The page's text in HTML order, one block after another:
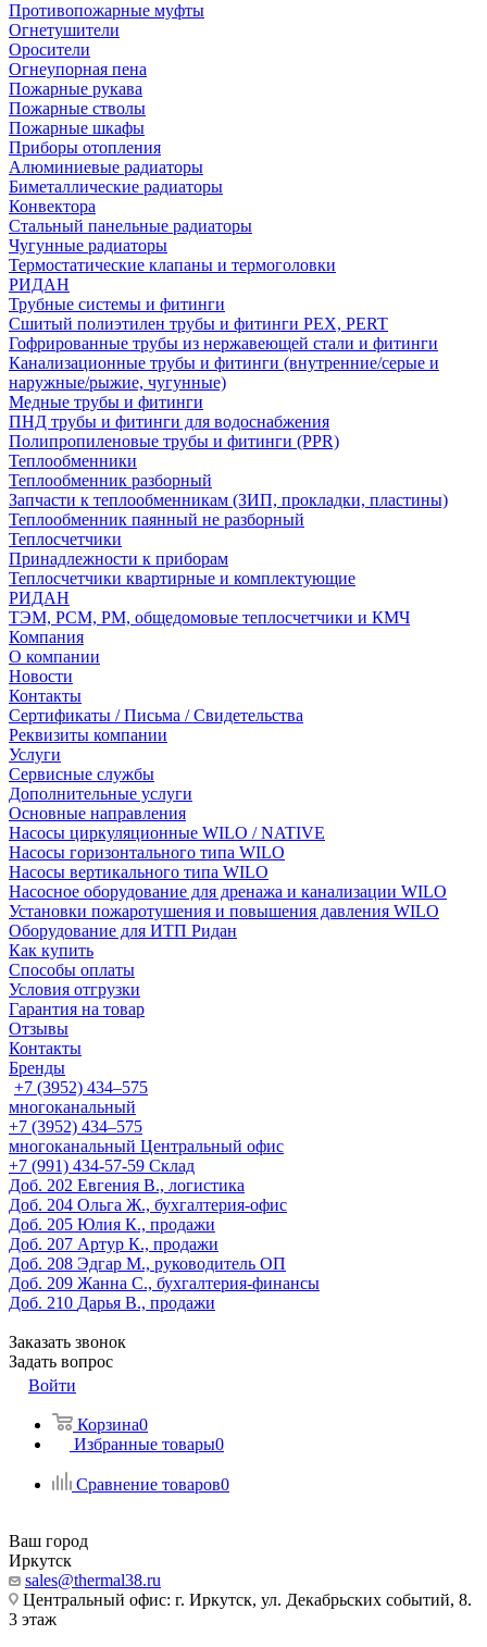
Противопожарные муфты
Огнетушители
Оросители
Огнеупорная пена
Пожарные рукава
Пожарные стволы
Пожарные шкафы
Приборы отопления
Алюминиевые радиаторы
Биметаллические радиаторы
Конвектора
Стальный панельные радиаторы
Чугунные радиаторы
Термостатические клапаны и термоголовки
РИДАН
Трубные системы и фитинги
Сшитый полиэтилен трубы и фитинги PEX, PERT
Гофрированные трубы из нержавеющей стали и фитинги
Канализационные трубы и фитинги (внутренние/серые и
наружные/рыжие, чугунные)
Медные трубы и фитинги
ПНД трубы и фитинги для водоснабжения
Полипропиленовые трубы и фитинги (PPR)
Теплообменники
Теплообменник разборный
Запчасти к теплообменникам (ЗИП, прокладки, пластины)
Теплообменник паянный не разборный
Теплосчетчики
Принадлежности к приборам
Теплосчетчики квартирные и комплектующие
РИДАН
ТЭМ, РСМ, РМ, общедомовые теплосчетчики и КМЧ
Компания
О компании
Новости
Контакты
Сертификаты / Письма / Свидетельства
Реквизиты компании
Услуги
Сервисные службы
Дополнительные услуги
Основные направления
Насосы циркуляционные WILO / NATIVE
Насосы горизонтального типа WILO
Насосы вертикального типа WILO
Насосное оборудование для дренажа и канализации WILO
Установки пожаротушения и повышения давления WILO
Оборудование для ИТП Ридан
Как купить
Способы оплаты
Условия отгрузки
Гарантия на товар
Отзывы
Контакты
Бренды
+7 (3952) 434‒575
многоканальный
+7 (3952) 434‒575
многоканальный Центральный офис
‎+7 (991) 434-57-59 Склад
Доб. 202 Евгения В., логистика
Доб. 204 Ольга Ж., бухгалтерия-офис
Доб. 205 Юлия К., продажи
Доб. 207 Артур К., продажи
Доб. 208 Эдгар М., руководитель ОП
Доб. 209 Жанна С., бухгалтерия-финансы
Доб. 210 Дарья В., продажи
Заказать звонок
Задать вопрос
Войти
Корзина0
Избранные товары0
Сравнение товаров0
Ваш город
Иркутск
sales@thermal38.ru
Центральный офис: г. Иркутск, ул. Декабрьских событий, 8.
3 этаж